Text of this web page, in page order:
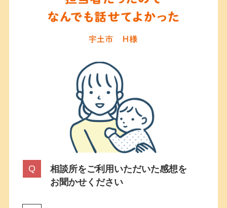
相談所をご利用いただいた感想を
お聞かせください